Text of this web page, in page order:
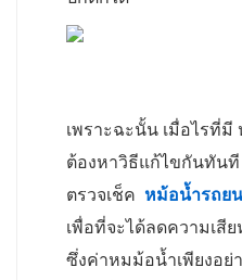
เพราะฉะนั้น เมื่อไรที่
ต้องหาวิธีแก้ไขกันทัน
ตรวจเช็ค หม้อน้ำรถย
เพื่อที่จะได้ลดความเสีย
ซึ่งค่าหมม้อน้ำเพียงอย่